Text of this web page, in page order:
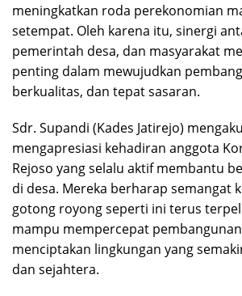
meningkatkan roda perekonomian
setempat. Oleh karena itu, sinergi
pemerintah desa, dan masyarakat
penting dalam mewujudkan
berkualitas, dan tepat sasaran.
Sdr. Supandi (Kades Jatirejo)
mengapresiasi kehadiran anggota
Rejoso yang selalu aktif membantu
di desa. Mereka berharap semangat
gotong royong seperti ini terus
mampu mempercepat
menciptakan lingkungan yang
dan sejahtera.